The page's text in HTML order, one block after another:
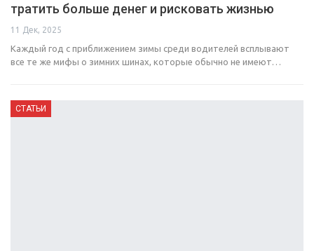
тратить больше денег и рисковать жизнью
11 Дек, 2025
Каждый год с приближением зимы среди водителей всплывают
все те же мифы о зимних шинах, которые обычно не имеют…
СТАТЬИ